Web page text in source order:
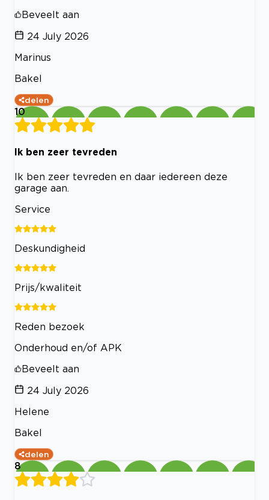
Beveelt aan
24 July 2026
Marinus
Bakel
delen
10
Ik ben zeer tevreden
Ik ben zeer tevreden en daar iedereen deze
garage aan.
Service
Deskundigheid
Prijs/kwaliteit
Reden bezoek
Onderhoud en/of APK
Beveelt aan
24 July 2026
Helene
Bakel
delen
8